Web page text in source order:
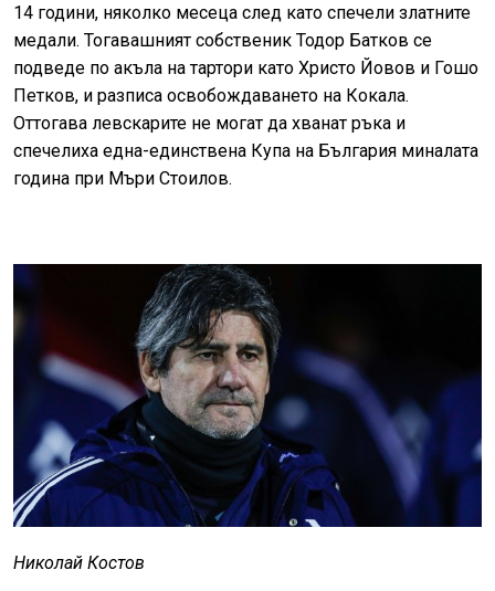
14 години, няколко месеца след като спечели златните
медали. Тогавашният собственик Тодор Батков се
подведе по акъла на тартори като Христо Йовов и Гошо
Петков, и разписа освобождаването на Кокала.
Оттогава левскарите не могат да хванат ръка и
спечелиха една-единствена Купа на България миналата
година при Мъри Стоилов.
Николай Костов